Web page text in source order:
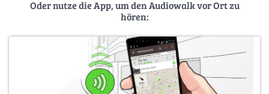
Oder nutze die App, um den Audiowalk vor Ort zu
hören: